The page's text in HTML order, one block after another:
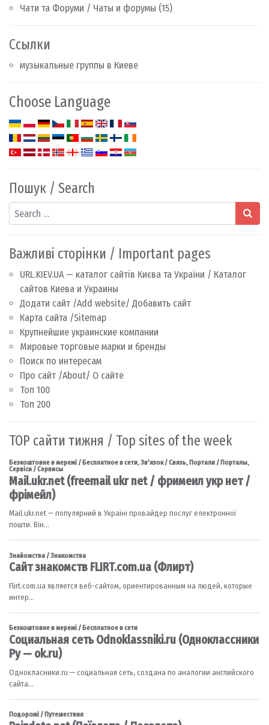
Чати та Форуми / Чаты и форумы (15)
Ссылки
музыкальные группы в Киеве
Choose Language
Пошук / Search
Search
Важливі сторінки / Important pages
URL.KIEV.UA — каталог сайтів Києва та України / Каталог
сайтов Киева и Украины
Додати сайт /Add website/ Добавить сайт
Карта сайта /Sitemap
Крупнейшие украинские компании
Мировые торговые марки и бренды
Поиск по интересам
Про сайт /About/ О сайте
Топ 100
Топ 200
TOP сайти тижня / Top sites of the week